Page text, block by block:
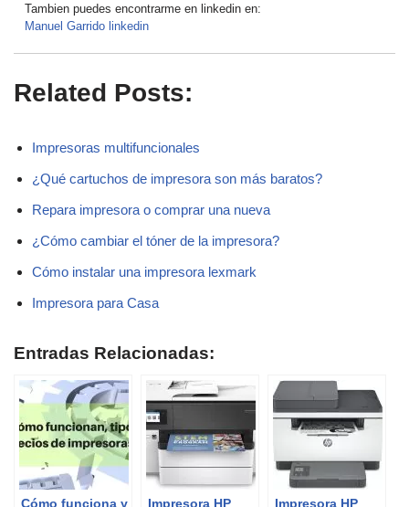
Tambien puedes encontrarme en linkedin en:
Manuel Garrido linkedin
Related Posts:
Impresoras multifuncionales
¿Qué cartuchos de impresora son más baratos?
Repara impresora o comprar una nueva
¿Cómo cambiar el tóner de la impresora?
Cómo instalar una impresora lexmark
Impresora para Casa
Entradas Relacionadas:
Cómo funciona y Impresora HP Impresora HP